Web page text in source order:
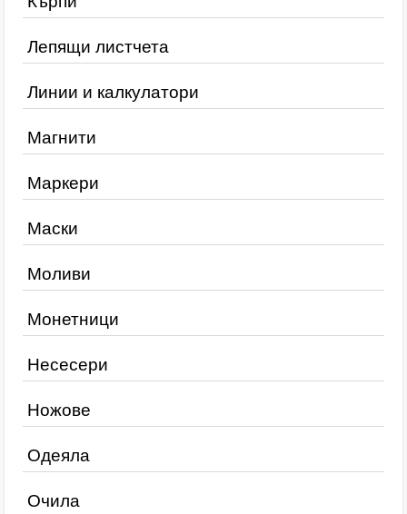
Лепящи листчета
Линии и калкулатори
Магнити
Маркери
Маски
Моливи
Монетници
Несесери
Ножове
Одеяла
Очила